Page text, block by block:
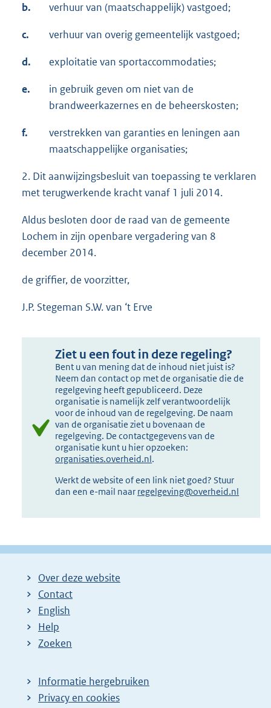
b. verhuur van (maatschappelijk) vastgoed;
c. verhuur van overig gemeentelijk vastgoed;
d. exploitatie van sportaccommodaties;
e.
in gebruik geven om niet van de
brandweerkazernes en de beheerskosten;
f.
verstrekken van garanties en leningen aan
maatschappelijke organisaties;
2. Dit aanwijzingsbesluit van toepassing te verklaren
met terugwerkende kracht vanaf 1 juli 2014.
Aldus besloten door de raad van de gemeente
Lochem in zijn openbare vergadering van 8
december 2014.
de griffier, de voorzitter,
J.P. Stegeman S.W. van ‘t Erve
Ziet u een fout in deze regeling?
Bent u van mening dat de inhoud niet juist is?
Neem dan contact op met de organisatie die de
regelgeving heeft gepubliceerd. Deze
organisatie is namelijk zelf verantwoordelijk
voor de inhoud van de regelgeving. De naam
van de organisatie ziet u bovenaan de
regelgeving. De contactgegevens van de
organisatie kunt u hier opzoeken:
organisaties.overheid.nl.
Werkt de website of een link niet goed? Stuur
dan een e-mail naar regelgeving@overheid.nl
Over deze website
Contact
English
Help
Zoeken
Informatie hergebruiken
Privacy en cookies